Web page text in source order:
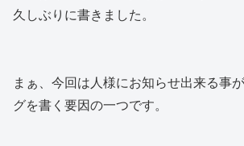
久しぶりに書きました。
まぁ、今回は人様にお知らせ出来る事
グを書く要因の一つです。